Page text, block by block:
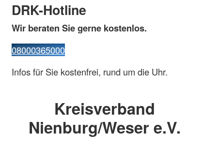
DRK-Hotline
Wir beraten Sie gerne kostenlos.
08000365000
Infos für Sie kostenfrei, rund um die Uhr.
Kreisverband
Nienburg/Weser e.V.